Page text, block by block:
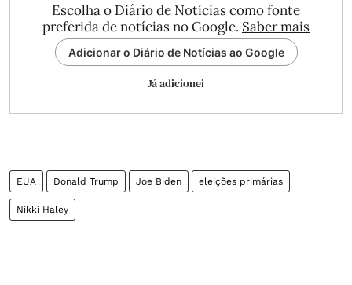
Escolha o Diário de Notícias como fonte
preferida de notícias no Google. Saber mais
Adicionar o Diário de Notícias ao Google
Já adicionei
EUA Donald Trump Joe Biden eleições primárias
Nikki Haley